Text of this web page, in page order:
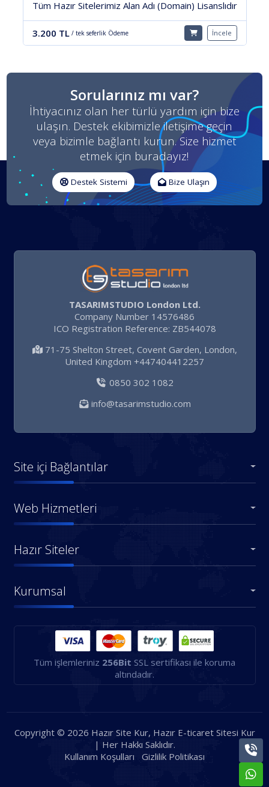
3.800 TL / tek seferlik Ödeme İncele
Sorularınız mı var?
İhtiyacınız olan her türlü yardım için bize
ulaşın. Destek ekibimizle iletişime geçin
veya bizimle bağlantı kurun. Size hizmet
etmek için buradayız!
Destek Sistemi Bize Ulaşın
TASARIMSTUDIO London Ltd.
Company Number 14576486
ICO Registration Reference: ZB544078
71-75 Shelton Street, Covent Garden, London,
United Kingdom +447404412257
0850 302 1082
info@tasarimstudio.com
Site içi Bağlantılar
Web Hizmetleri
Hazır Siteler
Kurumsal
Tüm işlemleriniz 256Bit SSL sertifikası ile koruma
altındadır.
Copyright © 2026 Hazır Site Kur, Hazır E-ticaret Sitesi Kur
| Her Hakkı Saklıdır.
Kullanım Koşulları
Gizlilik Politikası